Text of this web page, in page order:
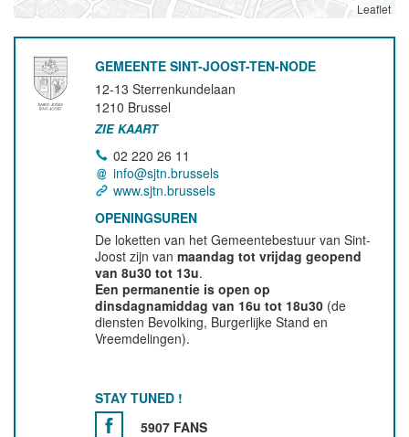
Leaflet
GEMEENTE SINT-JOOST-TEN-NODE
12-13 Sterrenkundelaan
1210 Brussel
ZIE KAART
02 220 26 11
info@sjtn.brussels
www.sjtn.brussels
OPENINGSUREN
De loketten van het Gemeentebestuur van Sint-
Joost zijn vanmaandag tot vrijdag geopend
van 8u30 tot 13u.
Een permanentie is open op
dinsdagnamiddag van 16u tot 18u30 (de
diensten Bevolking, Burgerlijke Stand en
Vreemdelingen).
STAY TUNED !
5907 FANS